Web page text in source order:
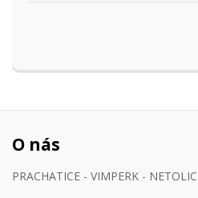
O nás
PRACHATICE - VIMPERK -